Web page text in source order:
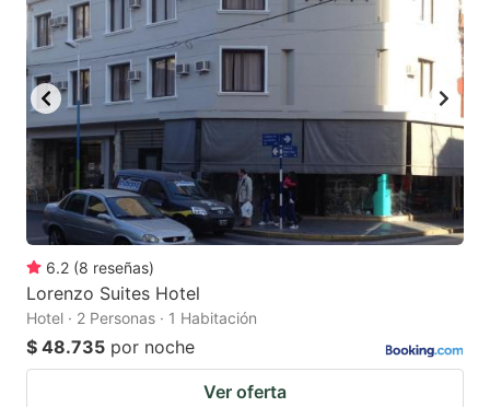
6.2 (8 reseñas)
Lorenzo Suites Hotel
Hotel · 2 Personas · 1 Habitación
$ 48.735 por noche
Ver oferta